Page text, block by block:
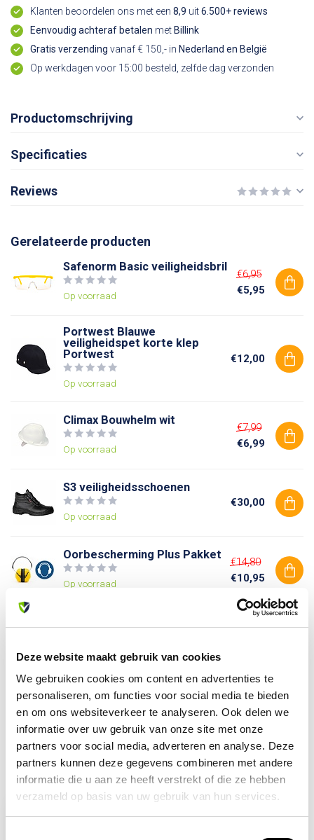
Deze website maakt gebruik van cookies
We gebruiken cookies om content en advertenties te
personaliseren, om functies voor social media te bieden
en om ons websiteverkeer te analyseren. Ook delen we
informatie over uw gebruik van onze site met onze
partners voor social media, adverteren en analyse. Deze
partners kunnen deze gegevens combineren met andere
informatie die u aan ze heeft verstrekt of die ze hebben
verzameld op basis van uw gebruik van hun services.
Klanten beoordelen ons met een 8,9 uit6.500+ reviews
Eenvoudig achteraf betalen met Billink
Gratis verzending vanaf € 150,- in Nederland en België
Op werkdagen voor 15:00 besteld, zelfde dag verzonden
Productomschrijving
Specificaties
Reviews
Gerelateerde producten
Safenorm Basic veiligheidsbril
Op voorraad
€6,95
€5,95
Portwest Blauwe
veiligheidspet korte klep
Portwest
Op voorraad
€12,00
Climax Bouwhelm wit
Op voorraad
€7,99
€6,99
S3 veiligheidsschoenen
Op voorraad
€30,00
Oorbescherming Plus Pakket
Op voorraad
€14,80
€10,95
Of heb je hulp nodig bij je bestelling? Neem contact op
info@allesveilig.nl
+31 (0) 6 82095086
Recent bekeken